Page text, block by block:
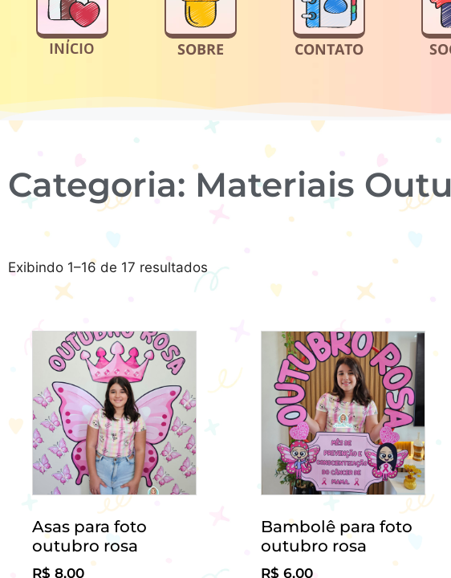
INÍCIO SOBRE CONTATO
Categoria: Materiais
Exibindo 1–16 de 17 resultados
Asas para foto
outubro rosa
R$ 8,00
Bambolê para foto
outubro rosa
R$ 6,00